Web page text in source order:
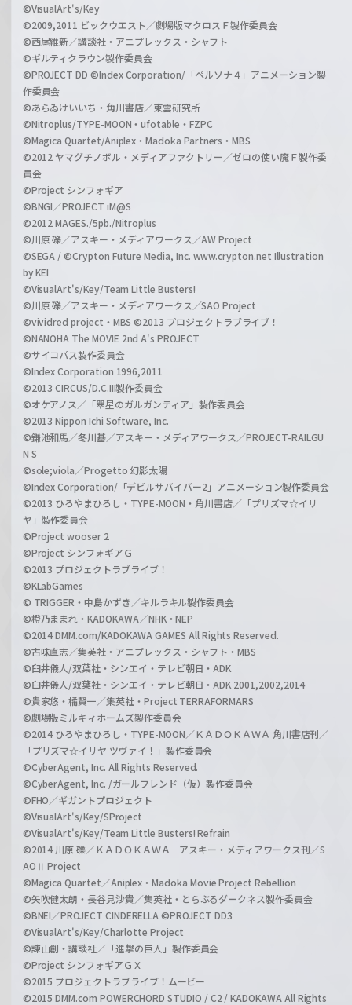
©VisualArt's/Key
©2009,2011 ビックウエスト／劇場版マクロスＦ製作委員会
©西尾維新／講談社・アニプレックス・シャフト
©ギルティクラウン製作委員会
©PROJECT DD ©Index Corporation/「ペルソナ４」アニメーション製
作委員会
©あらゐけいいち・角川書店／東雲研究所
©Nitroplus/TYPE-MOON・ufotable・FZPC
©Magica Quartet/Aniplex・Madoka Partners・MBS
©2012 ヤマグチノボル・メディアファクトリー／ゼロの使い魔Ｆ製作委
員会
©Project シンフォギア
©BNGI／PROJECT iM@S
©2012 MAGES./5pb./Nitroplus
©川原 礫／アスキー・メディアワークス／AW Project
©SEGA / ©Crypton Future Media, Inc. www.crypton.net Illustration
by KEI
©VisualArt's/Key/Team Little Busters!
©川原 礫／アスキー・メディアワークス／SAO Project
©vividred project・MBS ©2013 プロジェクトラブライブ！
©NANOHA The MOVIE 2nd A's PROJECT
©サイコパス製作委員会
©Index Corporation 1996,2011
©2013 CIRCUS/D.C.III製作委員会
©オケアノス／「翠星のガルガンティア」製作委員会
©2013 Nippon Ichi Software, Inc.
©鎌池和馬／冬川基／アスキー・メディアワークス／PROJECT-RAILGU
N S
©sole;viola／Progetto 幻影太陽
©Index Corporation/「デビルサバイバー2」アニメーション製作委員会
©2013 ひろやまひろし・TYPE-MOON・角川書店／「プリズマ☆イリ
ヤ」製作委員会
©Project wooser 2
©Project シンフォギアＧ
©2013 プロジェクトラブライブ！
©KLabGames
© TRIGGER・中島かずき／キルラキル製作委員会
©橙乃ままれ・KADOKAWA／NHK・NEP
©2014 DMM.com/KADOKAWA GAMES All Rights Reserved.
©古味直志／集英社・アニプレックス・シャフト・MBS
©臼井儀人/双葉社・シンエイ・テレビ朝日・ADK
©臼井儀人/双葉社・シンエイ・テレビ朝日・ADK 2001,2002,2014
©貴家悠・橘賢一／集英社・Project TERRAFORMARS
©劇場版ミルキィホームズ製作委員会
©2014 ひろやまひろし・TYPE-MOON／ＫＡＤＯＫＡＷＡ 角川書店刊／
「プリズマ☆イリヤ ツヴァイ！」製作委員会
©CyberAgent, Inc. All Rights Reserved.
©CyberAgent, Inc. /ガールフレンド（仮）製作委員会
©FHO／ギガントプロジェクト
©VisualArt's/Key/SProject
©VisualArt's/Key/Team Little Busters! Refrain
©2014 川原 礫／ＫＡＤＯＫＡＷＡ アスキー・メディアワークス刊／S
AOⅡ Project
©Magica Quartet／Aniplex・Madoka Movie Project Rebellion
©矢吹健太朗・長谷見沙貴／集英社・とらぶるダークネス製作委員会
©BNEI／PROJECT CINDERELLA ©PROJECT DD3
©VisualArt's/Key/Charlotte Project
©諫山創・講談社／「進撃の巨人」製作委員会
©Project シンフォギアＧＸ
©2015 プロジェクトラブライブ！ムービー
©2015 DMM.com POWERCHORD STUDIO / C2 / KADOKAWA All Rights